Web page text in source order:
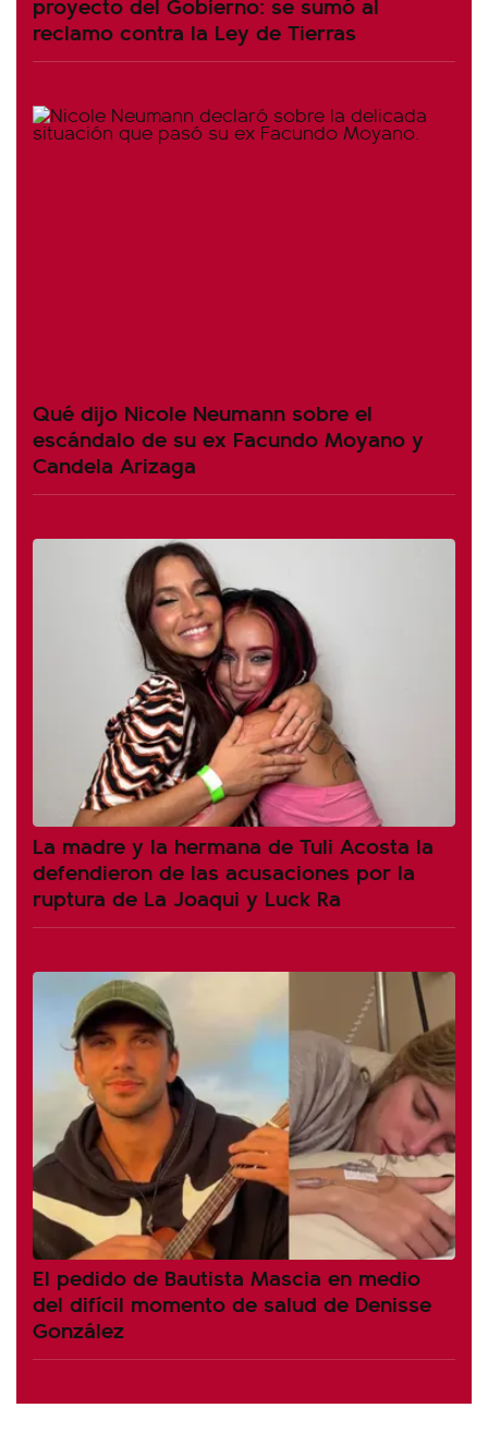
reclamo contra la Ley de Tierras
Qué dijo Nicole Neumann sobre el
escándalo de su ex Facundo Moyano y
Candela Arizaga
La madre y la hermana de Tuli Acosta la
defendieron de las acusaciones por la
ruptura de La Joaqui y Luck Ra
El pedido de Bautista Mascia en medio
del difícil momento de salud de Denisse
González